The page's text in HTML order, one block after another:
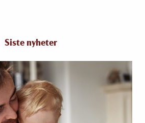
Siste nyheter